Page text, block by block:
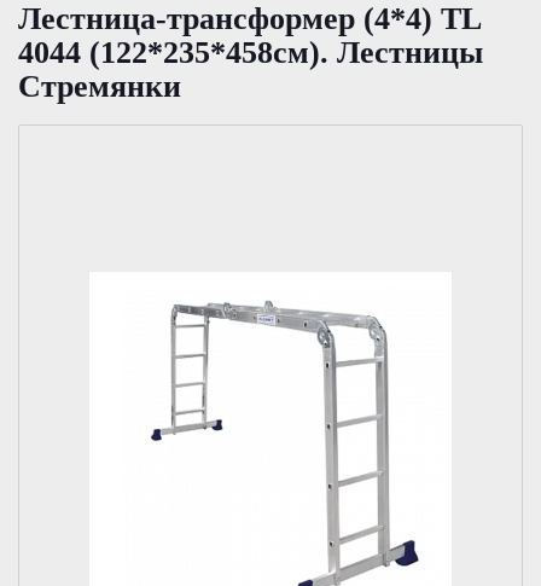
Лестница-трансформер (4*4) TL
4044 (122*235*458см). Лестницы
Стремянки